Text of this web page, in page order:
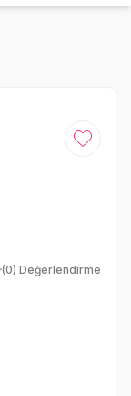
Favoriye
(0) Değerlendirme